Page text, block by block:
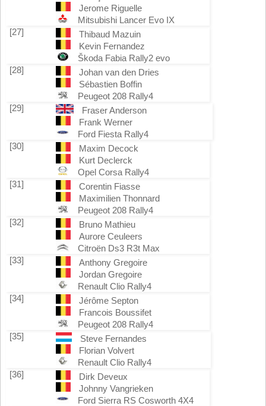
Jerome Riguelle
Mitsubishi Lancer Evo IX
[27]
Thibaud Mazuin
Kevin Fernandez
Škoda Fabia Rally2 evo
[28]
Johan van den Dries
Sébastien Boffin
Peugeot 208 Rally4
[29]
Fraser Anderson
Frank Werner
Ford Fiesta Rally4
[30]
Maxim Decock
Kurt Declerck
Opel Corsa Rally4
[31]
Corentin Fiasse
Maximilien Thonnard
Peugeot 208 Rally4
[32]
Bruno Mathieu
Aurore Ceuleers
Citroën Ds3 R3t Max
[33]
Anthony Gregoire
Jordan Gregoire
Renault Clio Rally4
[34]
Jérôme Septon
Francois Boussifet
Peugeot 208 Rally4
[35]
Steve Fernandes
Florian Volvert
Renault Clio Rally4
[36]
Dirk Deveux
Johnny Vangrieken
Ford Sierra RS Cosworth 4X4